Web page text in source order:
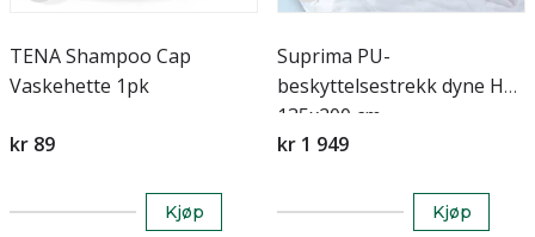
TENA Shampoo Cap
Vaskehette 1pk
kr 89
Kjøp
Suprima PU-
beskyttelsestrekk dyne Hvit
135x200 cm
kr 1 949
Kjøp